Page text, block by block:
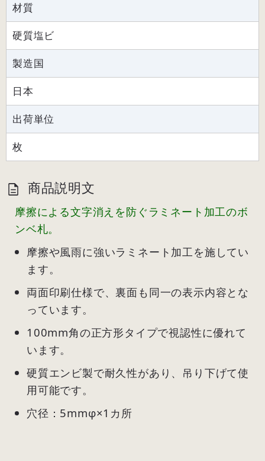
材質
硬質塩ビ
製造国
日本
出荷単位
枚
商品説明文
摩擦による文字消えを防ぐラミネート加工のボ
ンベ札。
摩擦や風雨に強いラミネート加工を施してい
ます。
両面印刷仕様で、裏面も同一の表示内容とな
っています。
100mm角の正方形タイプで視認性に優れて
います。
硬質エンビ製で耐久性があり、吊り下げて使
用可能です。
穴径：5mmφ×1カ所